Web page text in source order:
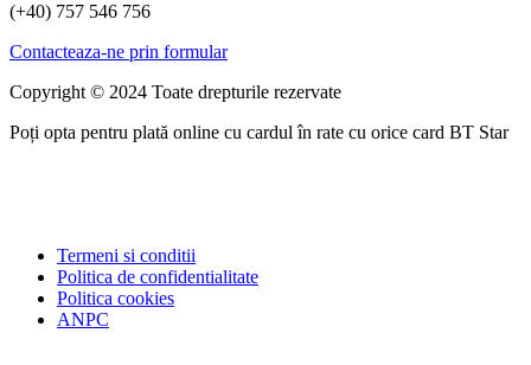
(+40) 757 546 756
Contacteaza-ne prin formular
Copyright © 2024 Toate drepturile rezervate
Poți opta pentru plată online cu cardul în rate cu orice card BT Star
Termeni si conditii
Politica de confidentialitate
Politica cookies
ANPC